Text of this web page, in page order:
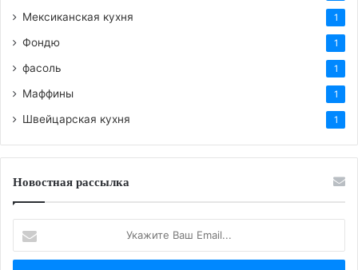
Мексиканская кухня 1
Фондю 1
фасоль 1
Маффины 1
Швейцарская кухня 1
Новостная рассылка
Ваш
Email...